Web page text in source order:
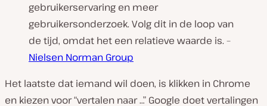
gebruikerservaring en meer
gebruikersonderzoek. Volg dit in de loop van
de tijd, omdat het een relatieve waarde is. –
Nielsen Norman Group
Het laatste dat iemand wil doen, is klikken in Chrome
en kiezen voor “vertalen naar …” Google doet vertalingen